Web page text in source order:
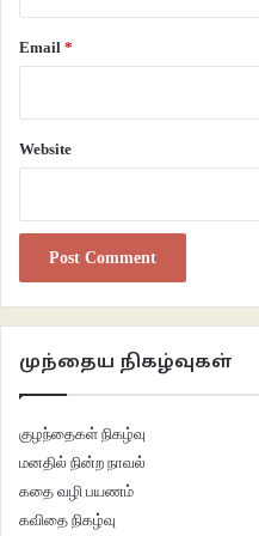
ஊமத்தஞ்செடியை பிடுங்கி
நடக்கும் என்பதாலேயே அவர்கள்
கட்டத்தில் விளையாட்டு
எறியத் தொடங்கினர். ரயிலை
“நிக்கறதுக்கு வேற இடமே இல்லாத
அவனைத் திட்டிவிட்டு வகுப்பிற்குள்
முதல் நாள் என்பதால் பாடம்
அனைவரது பெயரையும் ஒவ்வொரு
Email *
Website
முந்தைய நிகழ்வுகள்
குழந்தைகள் நிகழ்வு
மனதில் நின்ற நாவல்
கதை வழி பயணம்
கவிதை நிகழ்வு